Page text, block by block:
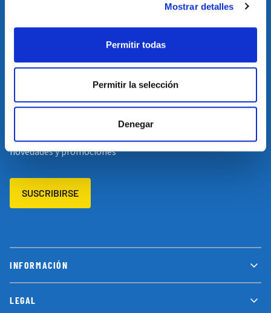
Mostrar detalles
Permitir todas
Permitir la selección
Denegar
INFORMACIÓN
LEGAL
Restablecer el idioma Volver arriba
SUSCRÍBETE A NUESTRA NEWSLETTER
novedades y promociones
SUSCRIBIRSE